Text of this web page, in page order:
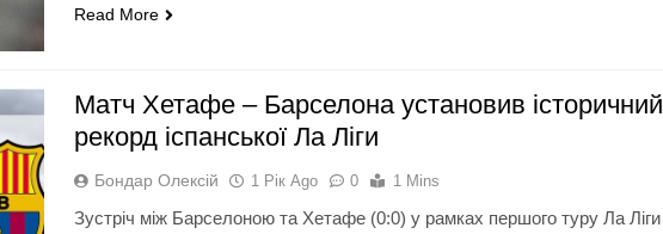
Read More
Матч Хетафе – Барселона установив історичний
рекорд іспанської Ла Ліги
Бондар Олексій 1 Рік Ago 0 1 Mins
Зустріч між Барселоною та Хетафе (0:0) у рамках першого туру Ла Ліги